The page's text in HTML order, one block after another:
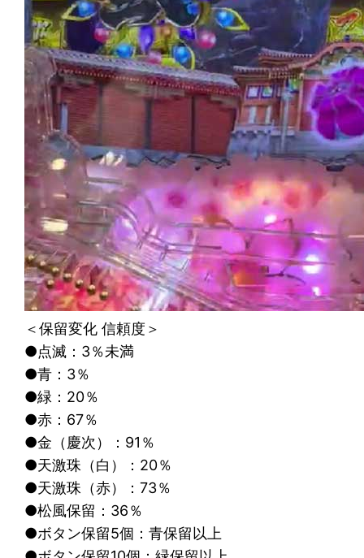
＜保留変化 信頼度＞
●点滅：3％未満
●青：3％
●緑：20％
●赤：67％
●金（慶次）：91％
●天激珠（白）：20％
●天激珠（赤）：73％
●松風保留：36％
●ボタン保留5個：青保留以上